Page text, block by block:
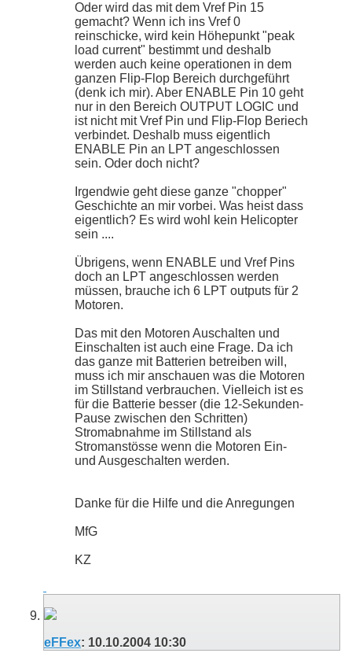
Oder wird das mit dem Vref Pin 15
gemacht? Wenn ich ins Vref 0
reinschicke, wird kein Höhepunkt "peak
load current" bestimmt und deshalb
werden auch keine operationen in dem
ganzen Flip-Flop Bereich durchgeführt
(denk ich mir). Aber ENABLE Pin 10 geht
nur in den Bereich OUTPUT LOGIC und
ist nicht mit Vref Pin und Flip-Flop Beriech
verbindet. Deshalb muss eigentlich
ENABLE Pin an LPT angeschlossen
sein. Oder doch nicht?
Irgendwie geht diese ganze "chopper"
Geschichte an mir vorbei. Was heist dass
eigentlich? Es wird wohl kein Helicopter
sein ....
Übrigens, wenn ENABLE und Vref Pins
doch an LPT angeschlossen werden
müssen, brauche ich 6 LPT outputs für 2
Motoren.
Das mit den Motoren Auschalten und
Einschalten ist auch eine Frage. Da ich
das ganze mit Batterien betreiben will,
muss ich mir anschauen was die Motoren
im Stillstand verbrauchen. Vielleich ist es
für die Batterie besser (die 12-Sekunden-
Pause zwischen den Schritten)
Stromabnahme im Stillstand als
Stromanstösse wenn die Motoren Ein-
und Ausgeschalten werden.
Danke für die Hilfe und die Anregungen
MfG
KZ
eFFex: 10.10.2004 10:30